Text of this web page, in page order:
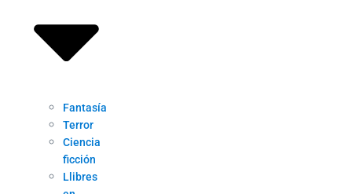
Fantasía
Terror
Ciencia
ficción
Llibres